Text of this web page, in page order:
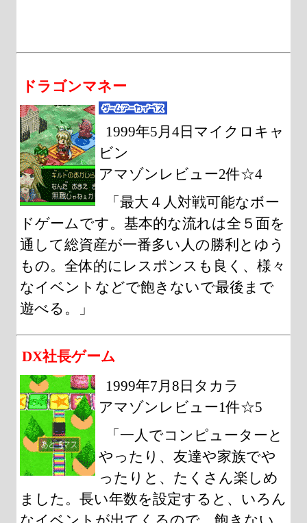
ドラゴンマネー
1999年5月4日マイクロキャ
ビン
アマゾンレビュー2件☆4
「最大４人対戦可能なボー
ドゲームです。基本的な流れは全５面を
通して総資産が一番多い人の勝利とゆう
もの。全体的にレスポンスも良く、様々
なイベントなどで飽きないで最後まで
遊べる。」
DX社長ゲーム
1999年7月8日タカラ
アマゾンレビュー1件☆5
「一人でコンピューターと
やったり、友達や家族でや
ったりと、たくさん楽しめ
ました。長い年数を設定すると、いろん